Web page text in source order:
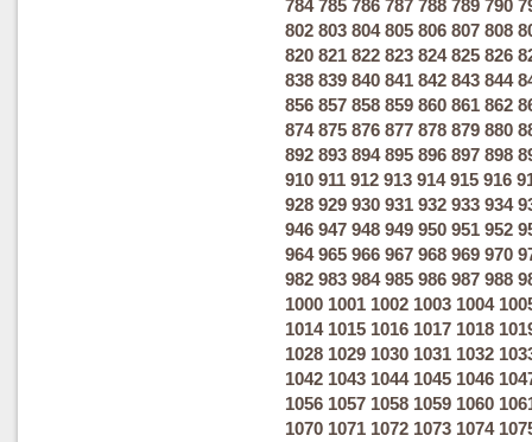
784 785 786 787 788 789 790
802 803 804 805 806 807 808
820 821 822 823 824 825 826
838 839 840 841 842 843 844
856 857 858 859 860 861 862
874 875 876 877 878 879 880
892 893 894 895 896 897 898
910 911 912 913 914 915 916
928 929 930 931 932 933 934
946 947 948 949 950 951 952
964 965 966 967 968 969 970
982 983 984 985 986 987 988
1000 1001 1002 1003 1004
1014 1015 1016 1017 1018
1028 1029 1030 1031 1032
1042 1043 1044 1045 1046
1056 1057 1058 1059 1060
1070 1071 1072 1073 1074